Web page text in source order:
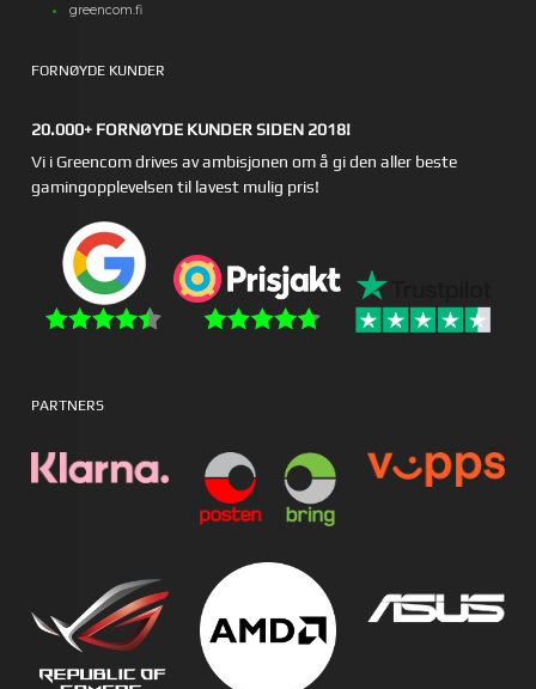
greencom.fi
FORNØYDE KUNDER
20.000+ FORNØYDE KUNDER SIDEN 2018!
Vi i Greencom drives av ambisjonen om å gi den aller beste
gamingopplevelsen til lavest mulig pris!
PARTNERS